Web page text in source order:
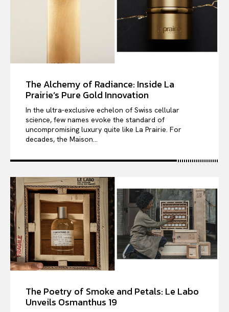
The Alchemy of Radiance: Inside La
Prairie’s Pure Gold Innovation
In the ultra-exclusive echelon of Swiss cellular
science, few names evoke the standard of
uncompromising luxury quite like La Prairie. For
decades, the Maison...
The Poetry of Smoke and Petals: Le Labo
Unveils Osmanthus 19